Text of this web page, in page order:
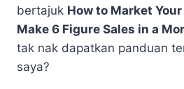
bertajuk How to Market
Make 6 Figure Sales in a
tak nak dapatkan panduan
saya?